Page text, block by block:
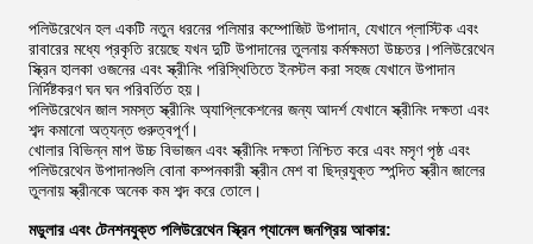
পলিউরেথেন হল একটি নতুন ধরনের পলিমার কম্পোজিট উপাদান, যেখানে প্লাস্টিক এবং
রাবারের মধ্যে প্রকৃতি রয়েছে যখন দুটি উপাদানের তুলনায় কর্মক্ষমতা উচ্চতর।পলিউরেথেন
স্ক্রিন হালকা ওজনের এবং স্ক্রীনিং পরিস্থিতিতে ইনস্টল করা সহজ যেখানে উপাদান
নির্দিষ্টকরণ ঘন ঘন পরিবর্তিত হয়।
পলিউরেথেন জাল সমস্ত স্ক্রীনিং অ্যাপ্লিকেশনের জন্য আদর্শ যেখানে স্ক্রীনিং দক্ষতা এবং
শব্দ কমানো অত্যন্ত গুরুত্বপূর্ণ।
খোলার বিভিন্ন মাপ উচ্চ বিভাজন এবং স্ক্রীনিং দক্ষতা নিশ্চিত করে এবং মসৃণ পৃষ্ঠ এবং
পলিউরেথেন উপাদানগুলি বোনা কম্পনকারী স্ক্রীন মেশ বা ছিদ্রযুক্ত স্পন্দিত স্ক্রীন জালের
তুলনায় স্ক্রীনকে অনেক কম শব্দ করে তোলে।
মডুলার এবং টেনশনযুক্ত পলিউরেথেন স্ক্রিন প্যানেল জনপ্রিয় আকার: